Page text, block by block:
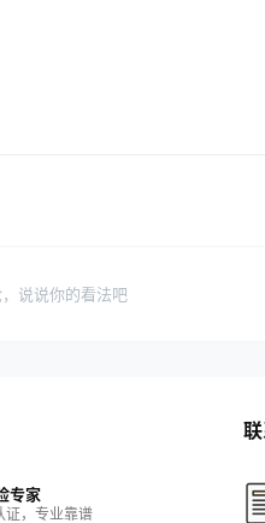
说说你的看法吧
专家
证，专业靠谱